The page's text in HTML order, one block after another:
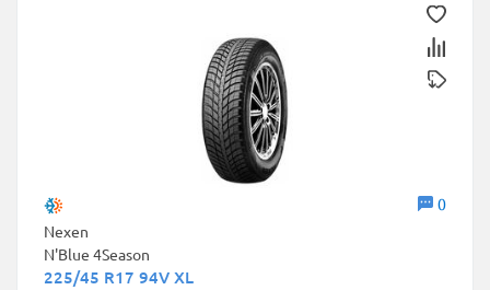
0
Nexen
N'Blue 4Season
225/45 R17 94V XL